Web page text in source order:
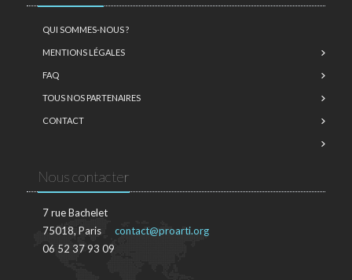
QUI SOMMES-NOUS ?
MENTIONS LÉGALES
FAQ
TOUS NOS PARTENAIRES
CONTACT
Nous contacter
7 rue Bachelet
75018, Paris
06 52 37 93 09
contact@proarti.org